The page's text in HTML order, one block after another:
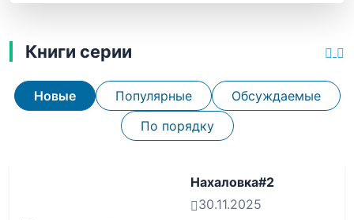
Книги серии
Новые Популярные
Обсуждаемые
По порядку
Нахаловка#2
30.11.2025